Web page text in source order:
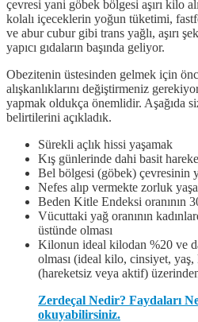
çevresi yani göbek bölgesi aşırı kilo
kolalı içeceklerin yoğun tüketimi,
ve abur cubur gibi trans yağlı, aşırı
yapıcı gıdaların başında geliyor.
Obezitenin üstesinden gelmek için
alışkanlıklarını değiştirmeniz
yapmak oldukça önemlidir. Aşağıda
belirtilerini açıkladık.
Sürekli açlık hissi yaşamak
Kış günlerinde dahi basit
Bel bölgesi (göbek) çevresinin
Nefes alıp vermekte zorluk
Beden Kitle Endeksi oranının
Vücuttaki yağ oranının
üstünde olması
Kilonun ideal kilodan %20 ve
olması (ideal kilo, cinsiyet,
(hareketsiz veya aktif)
Zerdeçal Nedir? Faydaları
okuyabilirsiniz.